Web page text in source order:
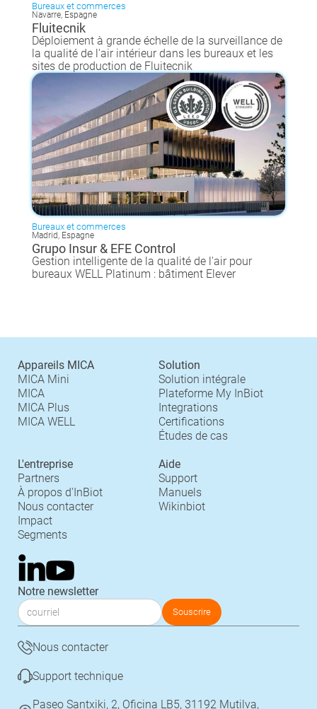
Bureaux et commerces
Navarre, Espagne
Fluitecnik
Déploiement à grande échelle de la surveillance de
la qualité de l'air intérieur dans les bureaux et les
sites de production de Fluitecnik
Bureaux et commerces
Madrid, Espagne
Grupo Insur & EFE Control
Gestion intelligente de la qualité de l'air pour
bureaux WELL Platinum : bâtiment Elever
Appareils MICA
MICA Mini
MICA
MICA Plus
MICA WELL
Solution
Solution intégrale
Plateforme My InBiot
Integrations
Certifications
Études de cas
L'entreprise
Partners
À propos d'InBiot
Nous contacter
Impact
Segments
Aide
Support
Manuels
Wikinbiot
Notre newsletter
Nous contacter
Support technique
Paseo Santxiki, 2, Oficina LB5, 31192 Mutilva,